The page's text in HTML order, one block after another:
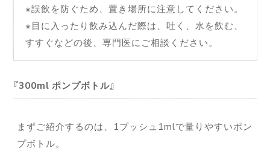
※誤飲を防ぐため、置き場所に注意してください。
※目に入ったり飲み込んだ際は、吐く、水を飲む、
すすぐなどの後、専門医にご相談ください。
300ml ポンプボトル
まずご紹介するのは、1プッシュ1mlで量りやすいポン
プボトル。